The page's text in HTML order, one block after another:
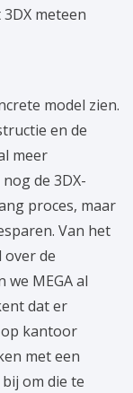
meteen
model zien.
en de
meer
de 3DX-
proces, maar
Van het
over de
MEGA al
dat er
op kantoor
met een
om die te